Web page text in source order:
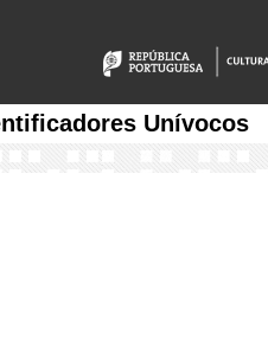
Unívocos